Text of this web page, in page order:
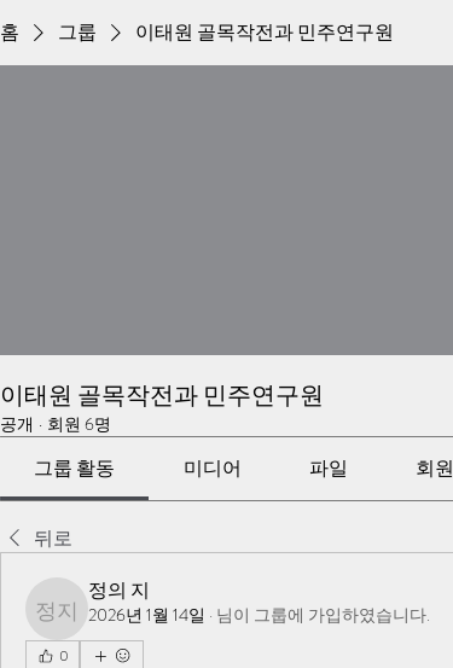
홈 그룹 이태원 골목작전과 민주연구원
이태원 골목작전과 민주연구원
공개 · 회원 6명
그룹 활동 미디어 파일 회원
뒤로
정의 지
정의 지
2026년 1월 14일 · 님이 그룹에 가입하였습니다.
0